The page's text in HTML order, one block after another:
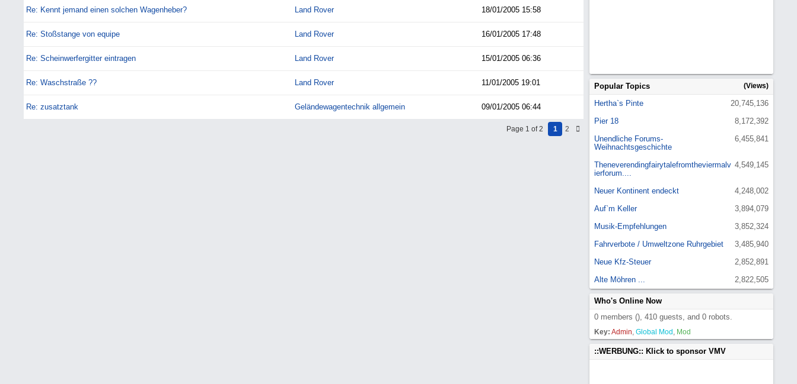
Re: Kennt jemand einen solchen Wagenheber? Land Rover 18/01/2005 15:58
Re: Stoßstange von equipe Land Rover 16/01/2005 17:48
Re: Scheinwerfergitter eintragen Land Rover 15/01/2005 06:36
Re: Waschstraße ?? Land Rover 11/01/2005 19:01
Re: zusatztank Geländewagentechnik allgemein 09/01/2005 06:44
Page 1 of 2 1 2
Popular Topics (Views)
20,745,136
Hertha`s Pinte
8,172,392
Pier 18
6,455,841
Unendliche Forums-
Weihnachtsgeschichte
4,549,145
Theneverendingfairytalefromtheviermalv
ierforum....
4,248,002
Neuer Kontinent endeckt
3,894,079
Auf`m Keller
3,852,324
Musik-Empfehlungen
3,485,940
Fahrverbote / Umweltzone Ruhrgebiet
2,852,891
Neue Kfz-Steuer
2,822,505
Alte Möhren ...
Who's Online Now
0 members (), 410 guests, and 0 robots.
Key: Admin, Global Mod , Mod
::WERBUNG:: Klick to sponsor VMV